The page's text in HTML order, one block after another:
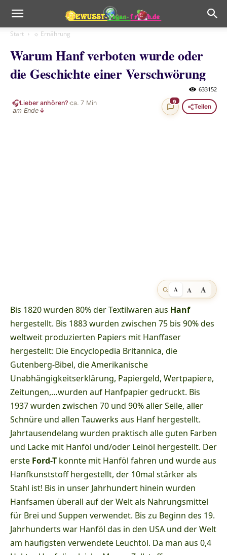
Start ☼ Ernährung
Warum Hanf verboten wurde oder
die Geschichte einer Verschwörung
633152
🎧Lieber anhören?·ca. 7 Min
am Ende ↓
9
Teilen
A A
A
Bis 1820 wurden 80% der Textilwaren aus Hanf
hergestellt. Bis 1883 wurden zwischen 75 bis 90% des
weltweit produzierten Papiers mit Hanffaser
hergestellt: Die Encyclopedia Britannica, die
Gutenberg-Bibel, die Amerikanische
Unabhängigkeitserklärung, Papiergeld, Wertpapiere,
Zeitungen,…wurden auf Hanfpapier gedruckt. Bis
1937 wurden zwischen 70 und 90% aller Seile, aller
Schnüre und allen Tauwerks aus Hanf hergestellt.
Jahrtausendelang wurden praktisch alle guten Farben
und Lacke mit Hanföl und/oder Leinöl hergestellt. Der
erste Ford-T konnte mit Hanföl fahren und wurde aus
Hanfkunststoff hergestellt, der 10mal stärker als
Stahl ist! Bis in unser Jahrhundert hinein wurden
Hanfsamen überall auf der Welt als Nahrungsmittel
für Brei und Suppen verwendet. Bis zu Beginn des 19.
Jahrhunderts war Hanföl das in den USA und der Welt
am häufigsten verwendete Leuchtöl. Da man aus 0,4